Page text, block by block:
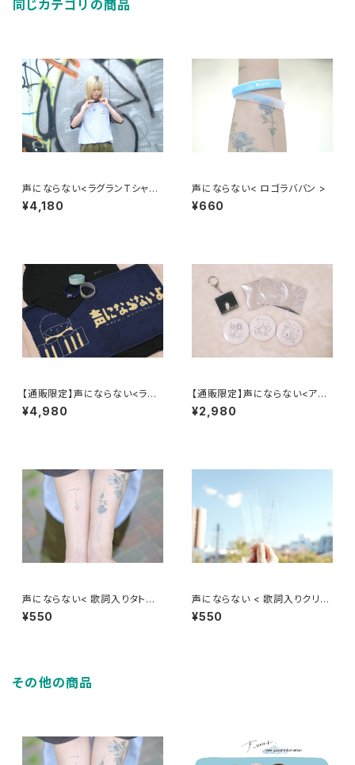
同じカテゴリの商品
声にならない<ラグランTシャツ
>
¥4,180
声にならない< ロゴラババン >
¥660
【通販限定】声にならない<ライ
ブグッズセット>
¥4,980
【通販限定】声にならない<アク
セサリーセット>
¥2,980
声にならない< 歌詞入りタトゥ
ーシール >
¥550
声にならない < 歌詞入りクリア
栞 >
¥550
その他の商品